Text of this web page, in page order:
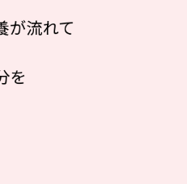
が流れて
を